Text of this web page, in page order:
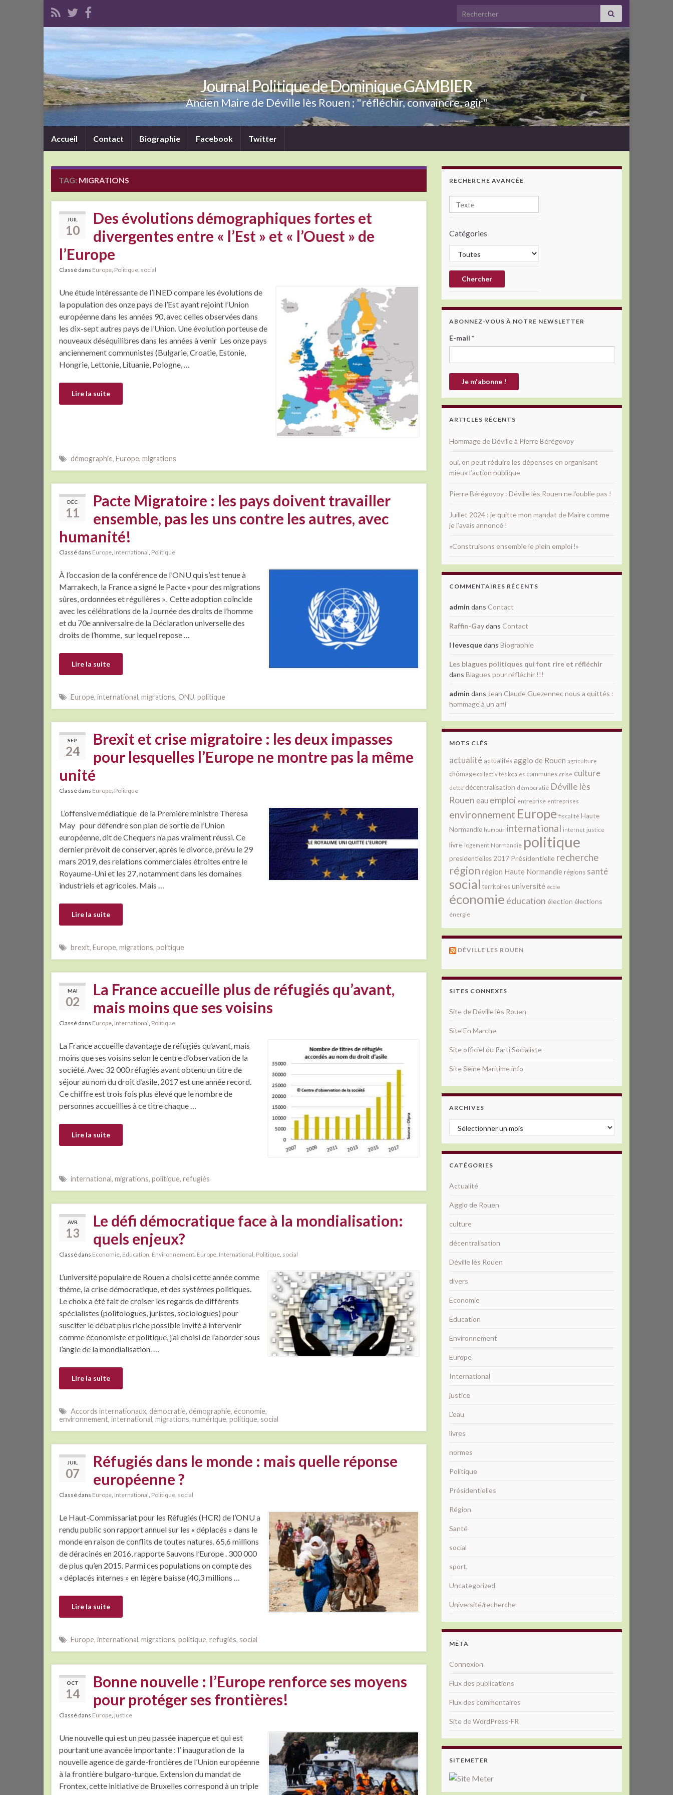
Search for:
Journal Politique de Dominique GAMBIER
Ancien Maire de Déville lès Rouen ; "réfléchir, convaincre, agir"
Accueil Contact Biographie Facebook Twitter
TAG: MIGRATIONS
JUIL
10
Des évolutions démographiques fortes et
divergentes entre « l’Est » et « l’Ouest » de
l’Europe
Classé dans Europe, Politique, social
Une étude intéressante de l’INED compare les évolutions de
la population des onze pays de l’Est ayant rejoint l’Union
européenne dans les années 90, avec celles observées dans
les dix-sept autres pays de l’Union. Une évolution porteuse de
nouveaux déséquilibres dans les années à venir Les onze pays
anciennement commu­nistes (Bulgarie, Croatie, Estonie,
Hongrie, Lettonie, Lituanie, Pologne, …
Lire la suite
démographie, Europe, migrations
DÉC
11
Pacte Migratoire : les pays doivent travailler
ensemble, pas les uns contre les autres, avec
humanité!
Classé dans Europe International Politique
À l’occasion de la conférence de l’ONU qui s’est tenue à
Marrakech, la France a signé le Pacte « pour des migrations
sûres, ordonnées et régulières ». Cette adoption coïncide
avec les célébrations de la Journée des droits de l’homme
et du 70e anniversaire de la Déclaration universelle des
droits de l’homme, sur lequel repose …
Lire la suite
Europe, international, migrations, ONU, politique
SEP
24
Brexit et crise migratoire : les deux impasses
pour lesquelles l’Europe ne montre pas la même
unité
Classé dans Europe Politique
L’offensive médiatique de la Première ministre Theresa
May pour défendre son plan de sortie de l’Union
européenne, dit de Chequers n’a pas vraiment réussi. Ce
dernier prévoit de conserver, après le divorce, prévu le 29
mars 2019, des relations commerciales étroites entre le
Royaume-Uni et les 27, notamment dans les domaines
industriels et agricoles. Mais …
Lire la suite
brexit, Europe, migrations, politique
MAI
02
La France accueille plus de réfugiés qu’avant,
mais moins que ses voisins
Classé dans Europe International Politique
La France accueille davantage de réfugiés qu’avant, mais
moins que ses voisins selon le centre d’observation de la
société. Avec 32 000 réfugiés avant obtenu un titre de
séjour au nom du droit d’asile, 2017 est une année record.
Ce chiffre est trois fois plus élevé que le nombre de
personnes accueillies à ce titre chaque …
Lire la suite
international, migrations, politique, refugiés
AVR
13
Le défi démocratique face à la mondialisation:
quels enjeux?
Classé dans Economie, Education, Environnement, Europe, International, Politique, social
L’université populaire de Rouen a choisi cette année comme
thème, la crise démocratique, et des systèmes politiques.
Le choix a été fait de croiser les regards de différents
spécialistes (politologues, juristes, sociologues) pour
susciter le débat plus riche possible Invité à intervenir
comme économiste et politique, j’ai choisi de l’aborder sous
l’angle de la mondialisation. …
Lire la suite
Accords internationaux, démocratie, démographie, économie,
environnement, international, migrations, numérique, politique, social
JUIL
07
Réfugiés dans le monde : mais quelle réponse
européenne ?
Classé dans Europe, International, Politique, social
Le Haut-Commissariat pour les Réfugiés (HCR) de l’ONU a
rendu public son rapport annuel sur les « déplacés » dans le
monde en raison de conflits de toutes natures. 65,6 millions
de déracinés en 2016, rapporte Sauvons l’Europe . 300 000
de plus qu’en 2015. Parmi ces populations on compte des
« déplacés internes » en légère baisse (40,3 millions …
Lire la suite
Europe, international, migrations, politique, refugiés, social
OCT
14
Bonne nouvelle : l’Europe renforce ses moyens
pour protéger ses frontières!
Classé dans Europe, justice
Une nouvelle qui est un peu passée inaperçue et qui est
pourtant une avancée importante : l’ inauguration de la
nouvelle agence de garde-frontières de l’Union européenne
à la frontière bulgaro-turque. Extension du mandat de
Frontex, cette initiative de Bruxelles correspond à un triple
RECHERCHE AVANCÉE
Catégories
ABONNEZ-VOUS À NOTRE NEWSLETTER
E-mail *
ARTICLES RÉCENTS
Hommage de Déville à Pierre Bérégovoy
oui, on peut réduire les dépenses en organisant
mieux l’action publique
Pierre Bérégovoy : Déville lès Rouen ne l’oublie pas !
Juillet 2024 : je quitte mon mandat de Maire comme
je l’avais annoncé !
«Construisons ensemble le plein emploi !»
COMMENTAIRES RÉCENTS
admin dans Contact
Raffin-Gaydans Contact
l levesquedans Biographie
Les blagues politiques qui font rire et réfléchir
dans Blagues pour réfléchir !!!
admin dans Jean Claude Guezennec nous a quittés :
hommage à un ami
MOTS CLÉS
actualité actualitésagglo de Rouen agriculture
chômage collectivités locales communes crise culture
dette décentralisation démocratie Déville lès
Rouen eau emploi entreprise entreprises
environnement Europe fiscalité Haute
Normandie humour international internet justice
livre logement Normandie politique
presidentielles 2017 Présidentielle recherche
région région Haute Normandie régions santé
social territoiresuniversité école
économie éducation élection élections
énergie
DÉVILLE LES ROUEN
SITES CONNEXES
Site de Déville lès Rouen
Site En Marche
Site officiel du Parti Socialiste
Site Seine Maritime info
ARCHIVES
Archives
CATÉGORIES
Actualité
Agglo de Rouen
culture
décentralisation
Déville lès Rouen
divers
Economie
Education
Environnement
Europe
International
justice
L'eau
livres
normes
Politique
Présidentielles
Région
Santé
social
sport,
Uncategorized
Université/recherche
MÉTA
Connexion
Flux des publications
Flux des commentaires
Site de WordPress-FR
SITEMETER